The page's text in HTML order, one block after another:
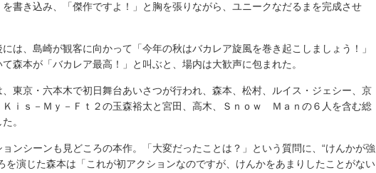
書き込み、「傑作ですよ！」と胸を張りながら、ユニークなだるまを完成させ
は、島崎が観客に向かって「今年の秋はバカレア旋風を巻き起こしましょう！」
森本が「バカレア最高！」と叫ぶと、場内は大歓声に包まれた。
東京・六本木で初日舞台あいさつが行われ、森本、松村、ルイス・ジェシー、京
Ｋｉｓ－Ｍｙ－Ｆｔ２の玉森裕太と宮田、高木、Ｓｎｏｗ Ｍａｎの６人を含む総
。
ンシーンも見どころの本作。「大変だったことは？」という質問に、“けんかが強
を演じた森本は「これが初アクションなのですが、けんかをあまりしたことがない